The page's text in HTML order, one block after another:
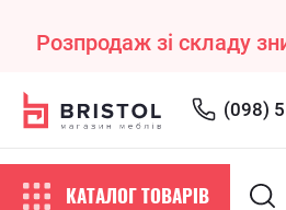
Розпродаж зі складу
(098)
КАТАЛОГ ТОВАРІВ